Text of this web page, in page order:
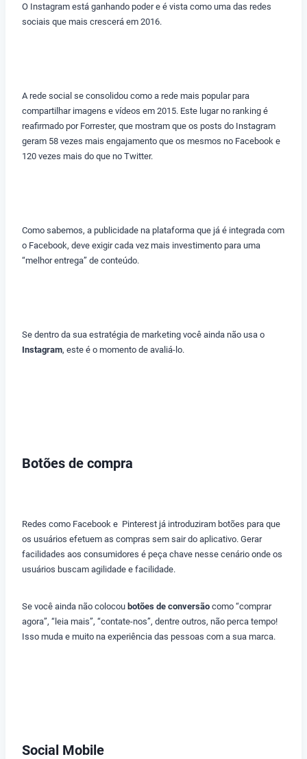
O Instagram está ganhando poder e é vista como uma das redes
sociais que mais crescerá em 2016.
A rede social se consolidou como a rede mais popular para
compartilhar imagens e vídeos em 2015. Este lugar no ranking é
reafirmado por Forrester, que mostram que os posts do Instagram
geram 58 vezes mais engajamento que os mesmos no Facebook e
120 vezes mais do que no Twitter.
Como sabemos, a publicidade na plataforma que já é integrada com
o Facebook, deve exigir cada vez mais investimento para uma
“melhor entrega” de conteúdo.
Se dentro da sua estratégia de marketing você ainda não usa o
Instagram, este é o momento de avaliá-lo.
Botões de compra
Redes como Facebook e Pinterest já introduziram botões para que
os usuários efetuem as compras sem sair do aplicativo. Gerar
facilidades aos consumidores é peça chave nesse cenário onde os
usuários buscam agilidade e facilidade.
Se você ainda não colocou botões de conversão como “comprar
agora”, “leia mais”, “contate-nos”, dentre outros, não perca tempo!
Isso muda e muito na experiência das pessoas com a sua marca.
Social Mobile